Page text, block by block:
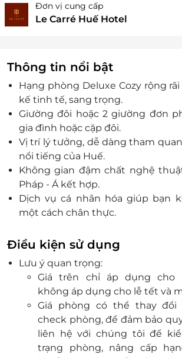
Đơn vị cung cấp
Le Carré Huế Hotel
Thông tin nổi bật
Hạng phòng Deluxe Cozy rộng
kế tinh tế, sang trọng.
Giường đôi hoặc 2 giường đơn
gia đình hoặc cặp đôi.
Vị trí lý tưởng, dễ dàng tham
nổi tiếng của Huế.
Không gian đậm chất nghệ
Pháp - Á kết hợp.
Dịch vụ cá nhân hóa giúp bạn
một cách chân thực.
tâm, chu đáo.
Nhà hàng và quầy bar ấm cúng
nghiệm ẩm thực đa dạng.
Điều kiện sử dụng
Lưu ý quan trọng:
Giá trên chỉ áp dụng cho
không áp dụng cho lễ tết và
Giá phòng có thể thay
check phòng, để đảm bảo
liên hệ với chúng tôi để
trạng phòng, nâng cấp